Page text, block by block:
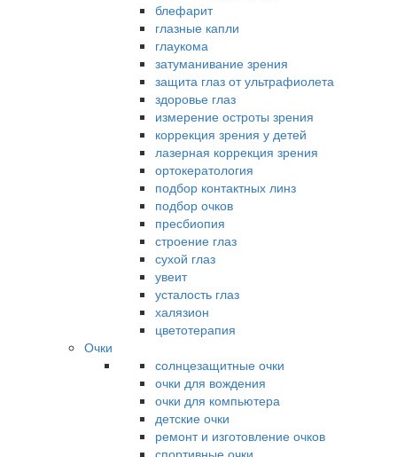
блефарит
глазные капли
глаукома
затуманивание зрения
защита глаз от ультрафиолета
здоровье глаз
измерение остроты зрения
коррекция зрения у детей
лазерная коррекция зрения
ортокератология
подбор контактных линз
подбор очков
пресбиопия
строение глаз
сухой глаз
увеит
усталость глаз
халязион
цветотерапия
Очки
солнцезащитные очки
очки для вождения
очки для компьютера
детские очки
ремонт и изготовление очков